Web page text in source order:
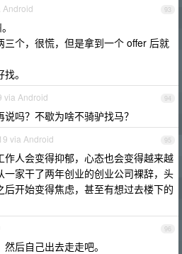
93
Android
三个，很慌，但是拿到一个 offer 后就
。
94
via Android
吗？不歇为啥不骑驴找马？
95
via Android
作人会变得抑郁，心态也会变得越来越
一家干了两年创业的创业公司裸辞，头
开始变得焦虑，甚至有想过去楼下的
96
后自己出去走走吧。